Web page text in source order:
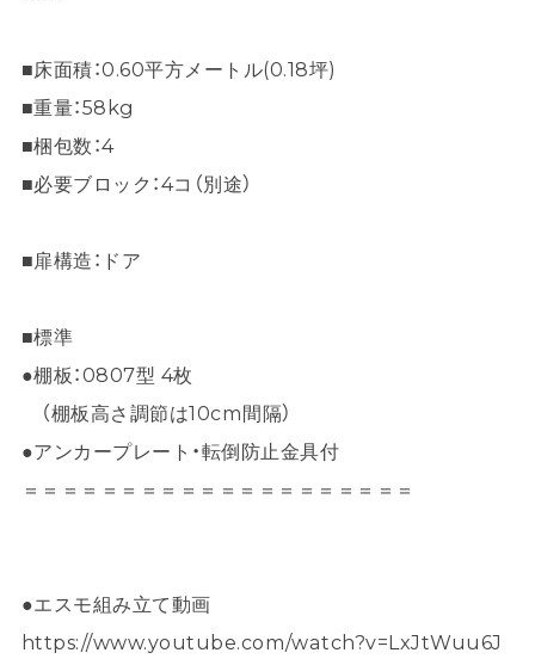
■床面積：0.60平方メートル(0.18坪)
■重量：58kg
■梱包数：4
■必要ブロック：4コ（別途）
■扉構造：ドア
■標準
●棚板：0807型 4枚
（棚板高さ調節は10cm間隔）
●アンカープレート・転倒防止金具付
＝＝＝＝＝＝＝＝＝＝＝＝＝＝＝＝＝＝＝＝
●エスモ組み立て動画
https://www.youtube.com/watch?v=LxJtWuu6J